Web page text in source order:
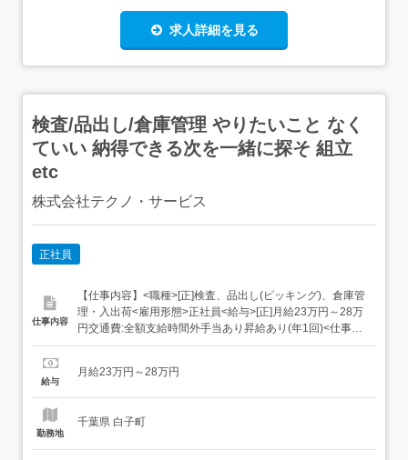
求人詳細を見る
検査/品出し/倉庫管理 やりたいこと なく
ていい 納得できる次を一緒に探そ 組立
etc
株式会社テクノ・サービス
正社員
仕事内容
【仕事内容】<職種>[正]検査、品出し(ピッキング)、倉庫管
理・入出荷<雇用形態>正社員<給与>[正]月給23万円～28万
円交通費:全額支給時間外手当あり昇給あり(年1回)<仕事内
容>組立・梱包などのこつこつ作業自分に合ったお仕事が
ボタンを押して、機械を動かす・加工された製品を、丁寧
給与
月給23万円～28万円
勤務地
千葉県 白子町